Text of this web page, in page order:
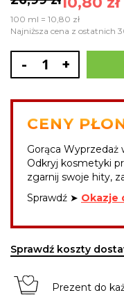
100 ml = 10,80 zł
Najniższa cena z ostatnich
- +
CENY
Gorąca Wyprzedaż
Odkryj kosmetyki
zgarnij swoje hity,
Sprawdź ➤ Okazje
Sprawdź koszty
Prezent do